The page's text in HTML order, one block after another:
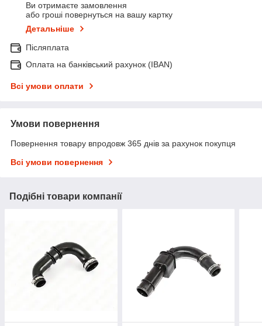
Ви отримаєте замовлення
або гроші повернуться на вашу картку
Детальніше
Післяплата
Оплата на банківський рахунок (IBAN)
Всі умови оплати
Умови повернення
Повернення товару впродовж 365 днів за рахунок покупця
Всі умови повернення
Подібні товари компанії